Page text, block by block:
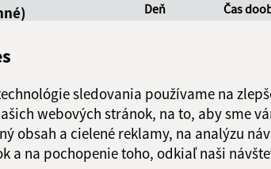
sledovania používame na
webových stránok, na to, aby sme
obsah a cielené reklamy, na analýzu
a na pochopenie toho, odkiaľ naši
Deň Čas
Štvrtok:
8:00 -
Piatok:
8:00 -
Obedňajšia